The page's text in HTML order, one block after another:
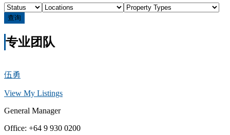
查询
专业团队
伍勇
View My Listings
General Manager
Office: +64 9 930 0200